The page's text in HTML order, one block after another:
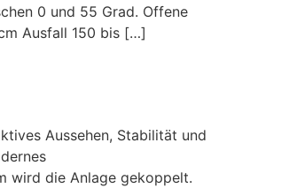
0 und 55 Grad. Offene
Ausfall 150 bis […]
Aussehen, Stabilität und
wird die Anlage gekoppelt.